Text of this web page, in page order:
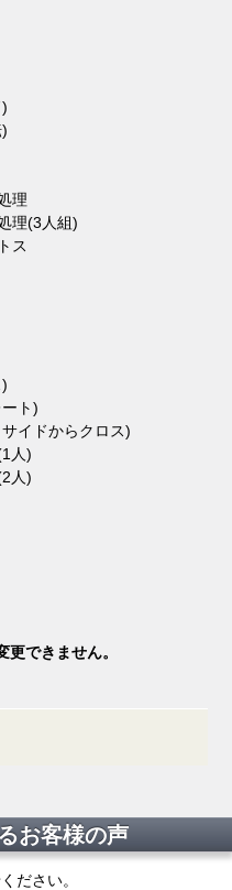
理
理(3人組)
ス
ト)
イドからクロス)
人)
人)
できません。
お客様の声
ださい。